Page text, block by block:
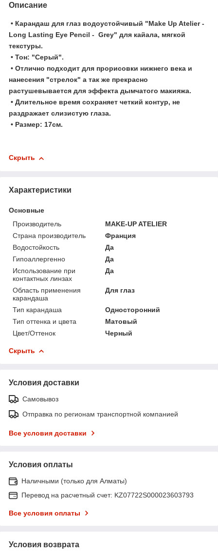
Описание
• Карандаш для глаз водоустойчивый "Make Up Atelier -
Long Lasting Eye Pencil - Grey" для кайала, мягкой
текстуры.
• Тон: "Серый".
• Отлично подходит для прорисовки нижнего века и
нанесения "стрелок" а так же прекрасно
растушевывается для эффекта дымчатого макияжа.
• Длительное время сохраняет четкий контур, не
раздражает слизистую глаза.
• Размер: 17см.
Скрыть
Характеристики
Основные
Производитель
MAKE-UP ATELIER
Страна производитель
Франция
Водостойкость
Да
Гипоаллергенно
Да
Использование при
контактных линзах
Да
Область применения
карандаша
Для глаз
Тип карандаша
Односторонний
Тип оттенка и цвета
Матовый
Цвет/Оттенок
Черный
Скрыть
Условия доставки
Самовывоз
Отправка по регионам транспортной компанией
Все условия доставки
Условия оплаты
Наличными (только для Алматы)
Перевод на расчетный счет: KZ07722S000023603793
Все условия оплаты
Условия возврата